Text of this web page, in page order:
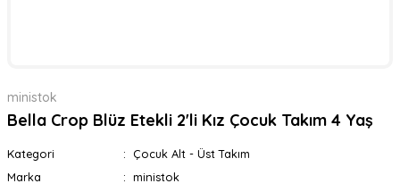
ministok
Bella Crop Blüz Etekli 2'li Kız Çocuk Takım 4 Yaş
Kategori
Çocuk Alt - Üst Takım
Marka
ministok